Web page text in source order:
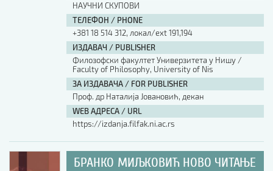
НАУЧНИ СКУПОВИ
ТЕЛЕФОН / PHONE
+381 18 514 312, локал/ext 191,194
ИЗДАВАЧ / PUBLISHER
Филозофски факултет Универзитета у Нишу /
Faculty of Philosophy, University of Nis
ЗА ИЗДАВАЧА / FOR PUBLISHER
Проф. др Наталија Јовановић, декан
WEB АДРЕСА / URL
https://izdanja.filfak.ni.ac.rs
БРАНКО МИЉКОВИЋ НОВО ЧИТАЊЕ